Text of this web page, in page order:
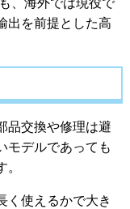
出を前提とした高
品交換や修理は避
モデルであっても
く使えるかで大き